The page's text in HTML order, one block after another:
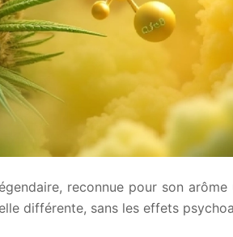
reconnue pour son
différente, sans les effets